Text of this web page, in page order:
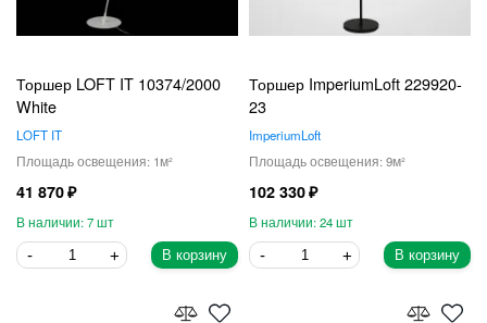
Торшер LOFT IT 10374/2000
White
LOFT IT
1
41 870
7
В корзину
Торшер ImperiumLoft 229920-
23
ImperiumLoft
9
102 330
24
В корзину